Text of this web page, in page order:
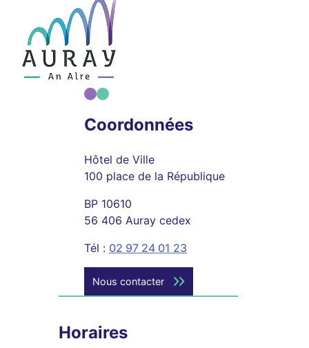
Coordonnées
Hôtel de Ville
100 place de la République
BP 10610
56 406 Auray cedex
Tél : 02 97 24 01 23
Nous contacter
Horaires